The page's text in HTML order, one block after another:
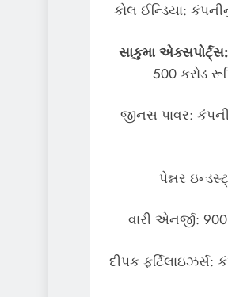
કોલ ઈન્ડિયા:
સાકુમા એક્સપોર્ટ્સ:
500 કરોડ
જીનસ પાવર:
પેન્નર
વારી એનર્જી:
દીપક